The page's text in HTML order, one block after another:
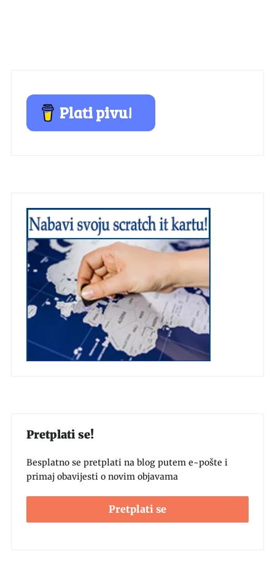
Plati pivu!
Pretplati se!
Besplatno se pretplati na blog putem e-pošte i
primaj obavijesti o novim objavama
Pretplati se